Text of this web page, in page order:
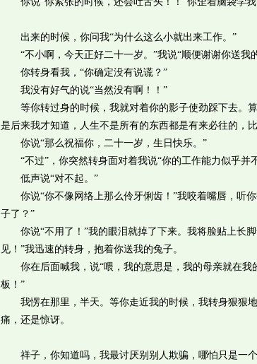
出来的时候，你问我“为什么这么小就出来工作。”
“不小啊，今天正好二十一岁。”我说“顺便谢谢你送我
你转身看我，“你确定没有说谎？”
我没有好气的说“当然没有啊！！”
等你转过身的时候，我就对着你的影子使劲踩下去。
是后来我才知道，人生不是所有的东西都是有来必往的，比
你说“那么祝福你，二十一岁，生日快乐。”
“不过”，你突然转身面对着我说“你的工作能力似乎并不
低声说“对不起。”
你说“你不像网络上那么伶牙俐齿！”我咬着嘴唇，听你
子了？”
你说“不用了！”我的眼泪就掉了下来。我将脸贴上长脚
见！”我迅速的转身，抱着你送我的兔子。
你在后面喊我，说“喂，我的意思是，我的母亲就在我
板！”
我愣在那里，半天。等你走近我的时候，我转身狠狠
痛，还是惊讶。
祥子，你知道吗，我最讨厌别别人欺骗，哪怕只是一个